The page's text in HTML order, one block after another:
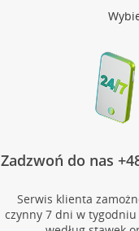
Zadzwoń do nas
Serwis klienta
czynny 7 dni w tygodniu